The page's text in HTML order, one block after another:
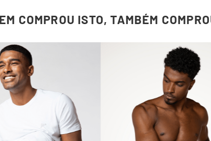
COMPROU ISTO, TAMBÉM